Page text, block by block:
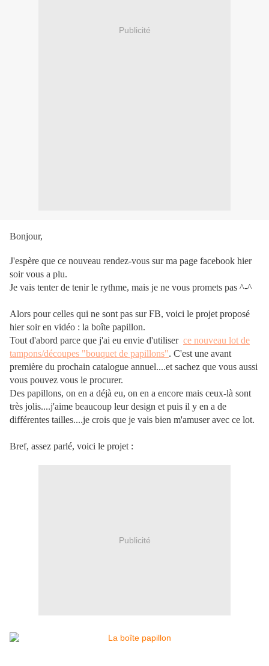
Publicité
Bonjour,
J'espère que ce nouveau rendez-vous sur ma page facebook hier
soir vous a plu.
Je vais tenter de tenir le rythme, mais je ne vous promets pas ^-^
Alors pour celles qui ne sont pas sur FB, voici le projet proposé
hier soir en vidéo : la boîte papillon.
Tout d'abord parce que j'ai eu envie d'utiliser ce nouveau lot de
tampons/découpes "bouquet de papillons". C'est une avant
première du prochain catalogue annuel....et sachez que vous aussi
vous pouvez vous le procurer.
Des papillons, on en a déjà eu, on en a encore mais ceux-là sont
très jolis....j'aime beaucoup leur design et puis il y en a de
différentes tailles....je crois que je vais bien m'amuser avec ce lot.
Bref, assez parlé, voici le projet :
Publicité